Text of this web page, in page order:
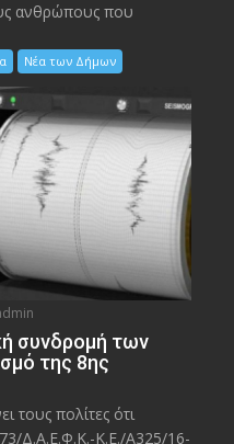
ανθρώπους που
Νέα των Δήμων
συνδρομή των
της 8ης
τους πολίτες ότι
Δ.Α.Ε.Φ.Κ.-Κ.Ε./Α325/16-